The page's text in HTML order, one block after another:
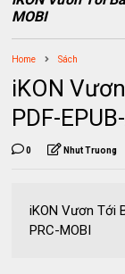
MOBI
Home Sách
iKON
PDF-
0 Nhut Truong
iKON Vươn Tới
PRC-MOBI